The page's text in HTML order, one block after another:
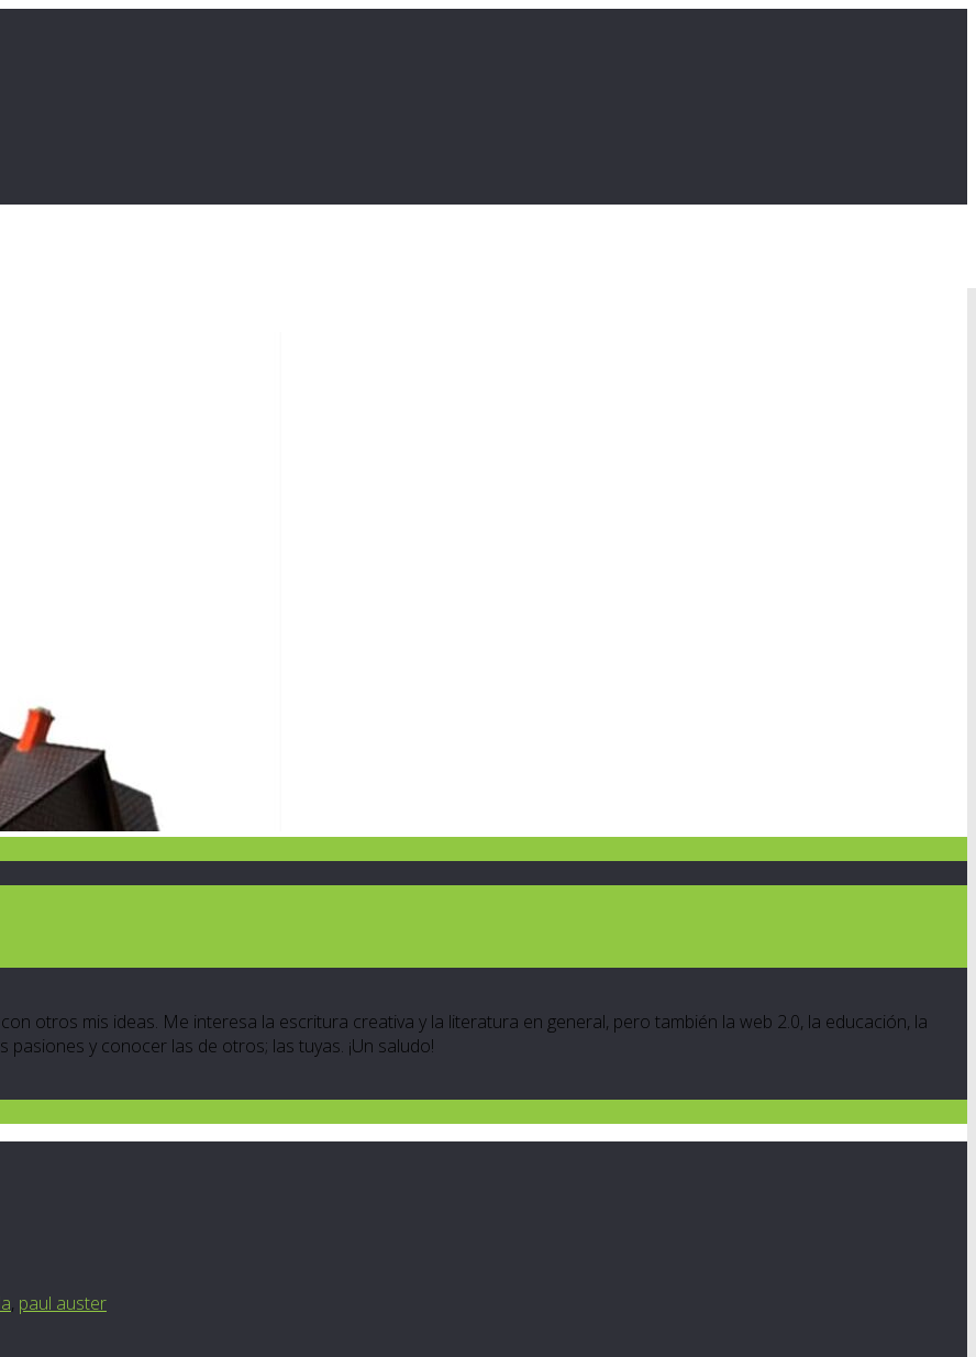
otros mis ideas. Me interesa la escritura creativa y la literatura en general, pero también la web 2.0, la educación, la
y conocer las de otros; las tuyas. ¡Un saludo!
, paul auster